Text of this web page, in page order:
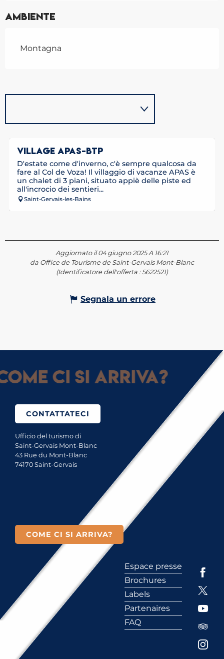
Ambiente
Montagna
VILLAGE APAS-BTP
D'estate come d'inverno, c'è sempre qualcosa da
fare al Col de Voza! Il villaggio di vacanze APAS è
un chalet di 3 piani, situato appiè delle piste ed
all'incrocio dei sentieri...
Saint-Gervais-les-Bains
Aggiornato il 04 giugno 2025 A 16:21
da Office de Tourisme de Saint-Gervais Mont-Blanc
(Identificatore dell'offerta :5622521)
Segnala un errore
ci si arriva?
CONTATTATECI
Ufficio del turismo di
Saint-Gervais Mont-Blanc
43 Rue du Mont-Blanc
74170 Saint-Gervais
COME CI SI ARRIVA?
Espace presse
Brochures
Labels
Partenaires
FAQ